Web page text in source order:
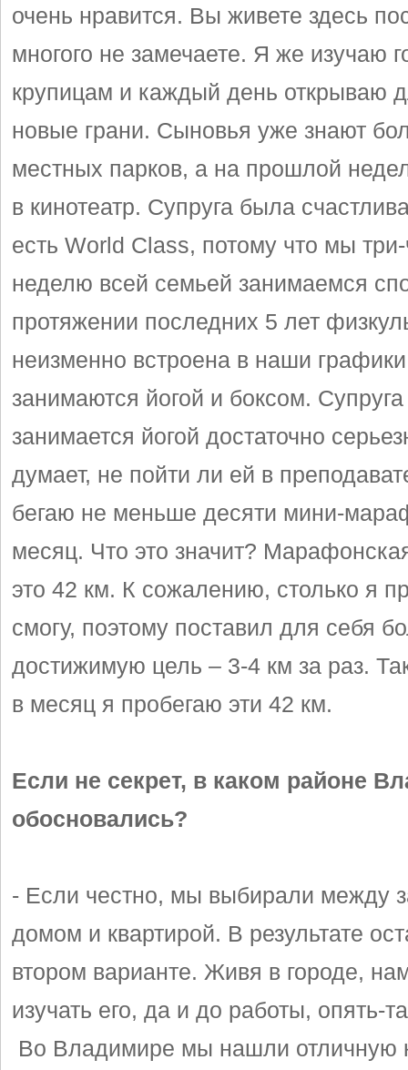
очень нравится. Вы живете здесь
многого не замечаете. Я же изучаю
крупицам и каждый день открываю
новые грани. Сыновья уже знают
местных парков, а на прошлой
в кинотеатр. Супруга была
есть World Class, потому что мы
неделю всей семьей занимаемся
протяжении последних 5 лет
неизменно встроена в наши
занимаются йогой и боксом.
занимается йогой достаточно
думает, не пойти ли ей в
бегаю не меньше десяти мини-
месяц. Что это значит?
это 42 км. К сожалению, столько я
смогу, поэтому поставил для себя
достижимую цель – 3-4 км за раз.
в месяц я пробегаю эти 42 км.
Если не секрет, в каком районе
обосновались?
- Если честно, мы выбирали между
домом и квартирой. В результате
втором варианте. Живя в городе,
изучать его, да и до работы, опять-
Во Владимире мы нашли отличную